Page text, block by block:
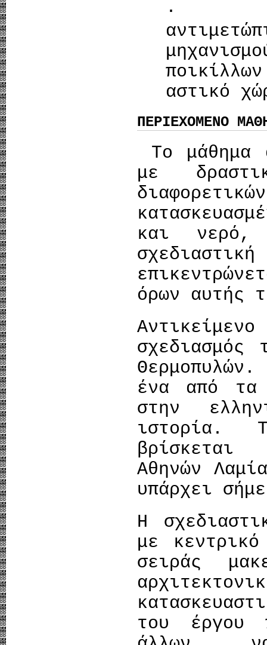
· Θα
αστικό
ΠΕΡΙΕΧΟΜΕΝΟ
Το μάθημα
με
και
όρων αυτής
σχεδιασμός
ένα από τα
στην
ιστορία.
Αθηνών
υπάρχει
Η
με
σειράς
του έργου